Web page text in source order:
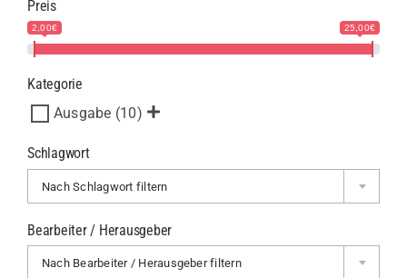
Preis
2,00€ 25,00€
Kategorie
Ausgabe (10)
Schlagwort
Nach Schlagwort filtern
Bearbeiter / Herausgeber
Nach Bearbeiter / Herausgeber filtern